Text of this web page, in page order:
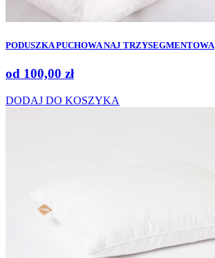
PODUSZKA PUCHOWA NAJ TRZYSEGMENTOWA
od 100,00 zł
DODAJ DO KOSZYKA